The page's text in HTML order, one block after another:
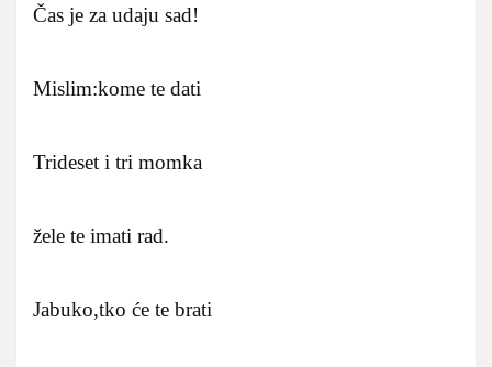
Čas je za udaju sad!
Mislim:kome te dati
Trideset i tri momka
žele te imati rad.
Jabuko,tko će te brati